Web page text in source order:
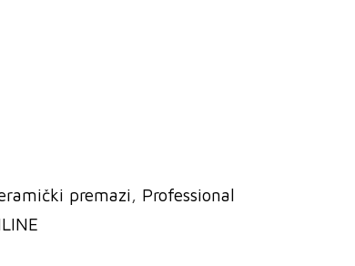
premazi, Professional